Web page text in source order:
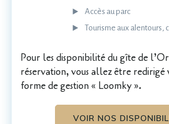
Accès au parc
Tourisme aux alentours,
Pour les disponibilité du gîte de
réservation, vous allez être
forme de gestion « Loomky ».
VOIR NOS